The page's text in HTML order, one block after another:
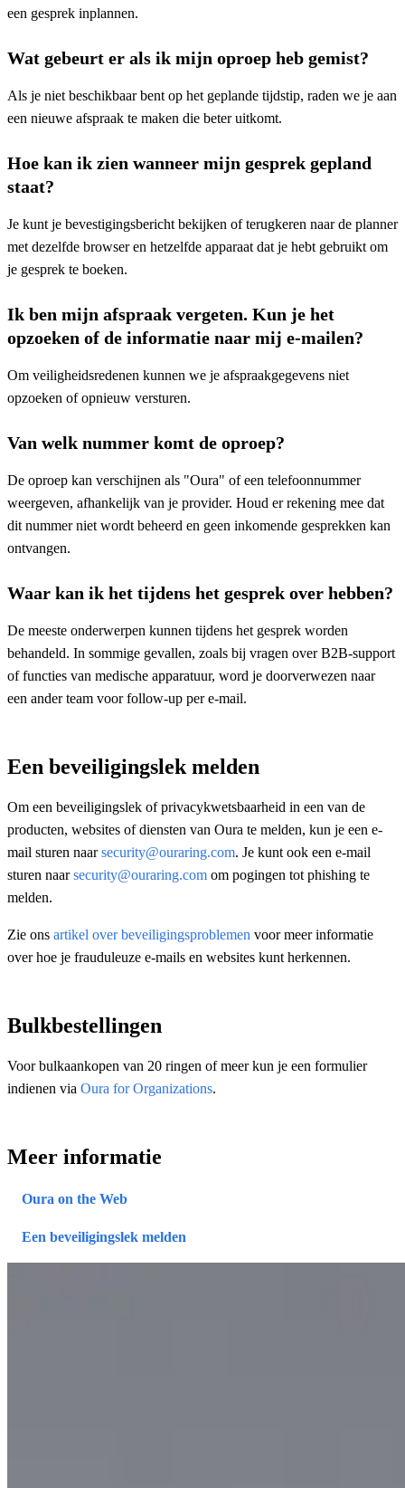
een gesprek inplannen.
Wat gebeurt er als ik mijn oproep heb gemist?
Als je niet beschikbaar bent op het geplande tijdstip, raden we je aan
een nieuwe afspraak te maken die beter uitkomt.
Hoe kan ik zien wanneer mijn gesprek gepland
staat?
Je kunt je bevestigingsbericht bekijken of terugkeren naar de planner
met dezelfde browser en hetzelfde apparaat dat je hebt gebruikt om
je gesprek te boeken.
Ik ben mijn afspraak vergeten. Kun je het
opzoeken of de informatie naar mij e-mailen?
Om veiligheidsredenen kunnen we je afspraakgegevens niet
opzoeken of opnieuw versturen.
Van welk nummer komt de oproep?
De oproep kan verschijnen als "Oura" of een telefoonnummer
weergeven, afhankelijk van je provider. Houd er rekening mee dat
dit nummer niet wordt beheerd en geen inkomende gesprekken kan
ontvangen.
Waar kan ik het tijdens het gesprek over hebben?
De meeste onderwerpen kunnen tijdens het gesprek worden
behandeld. In sommige gevallen, zoals bij vragen over B2B-support
of functies van medische apparatuur, word je doorverwezen naar
een ander team voor follow-up per e-mail.
Een beveiligingslek melden
Om een beveiligingslek of privacykwetsbaarheid in een van de
producten, websites of diensten van Oura te melden, kun je een e-
mail sturen naarsecurity@ouraring.com. Je kunt ook een e-mail
sturen naarsecurity@ouraring.com om pogingen tot phishing te
melden.
Zie ons artikel over beveiligingsproblemen voor meer informatie
over hoe je frauduleuze e-mails en websites kunt herkennen.
Bulkbestellingen
Voor bulkaankopen van 20 ringen of meer kun je een formulier
indienen via Oura for Organizations.
Meer informatie
Oura on the Web
Een beveiligingslek melden